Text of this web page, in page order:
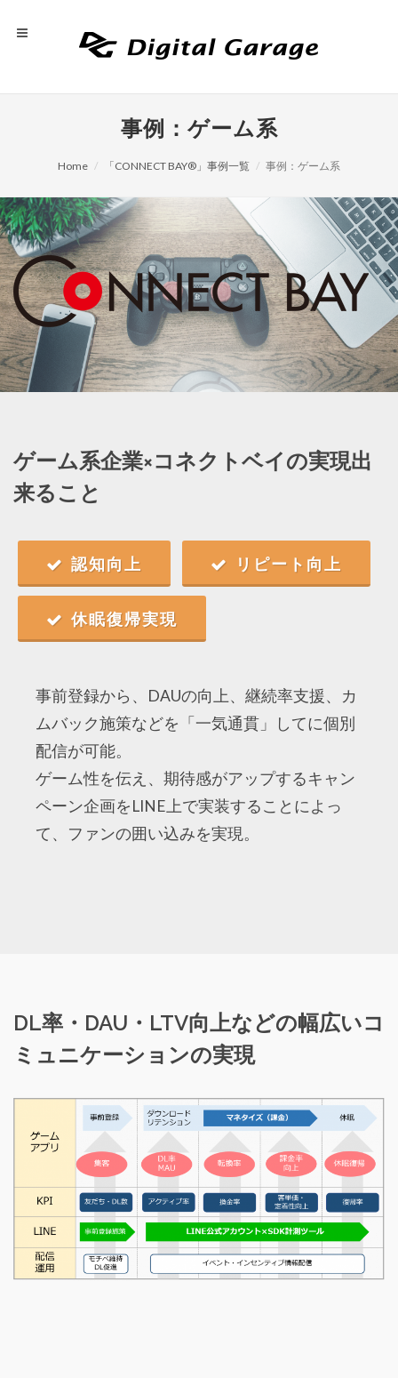
事例：ゲーム系
Home 「CONNECT BAY®」事例一覧 事例：ゲーム系
ゲーム系企業×コネクトベイの実現出
来ること
認知向上 リピート向上
休眠復帰実現
事前登録から、DAUの向上、継続率支援、カ
ムバック施策などを「一気通貫」してに個別
配信が可能。
ゲーム性を伝え、期待感がアップするキャン
ペーン企画をLINE上で実装することによっ
て、ファンの囲い込みを実現。
DL率・DAU・LTV向上などの幅広いコ
ミュニケーションの実現